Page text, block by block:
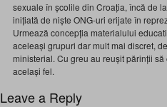
sexuale în școlile din Croația, încă de
inițiată de niște ONG-uri erijate în
Urmează concepția materialului
aceleași grupuri dar mult mai discret,
ministerial. Cu greu au reușit părinții
același fel.
Leave a Reply